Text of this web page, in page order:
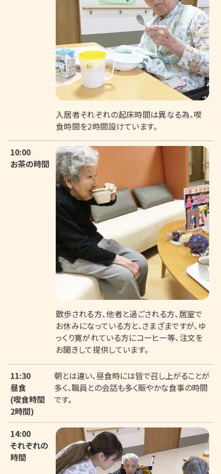
入居者それぞれの起床時間は異なる為、喫
食時間を2時間設けています。
10:00
お茶の時間
散歩される方、他者と過ごされる方、居室で
お休みになっている方と、さまざまですが、ゆ
っくり寛がれている方にコーヒー等、注文を
お聞きして提供しています。
11:30
昼食
(喫食時間
2時間)
朝とは違い、昼食時には皆で召し上がることが
多く、職員との会話も多く賑やかな食事の時間
です。
14:00
それぞれの
時間